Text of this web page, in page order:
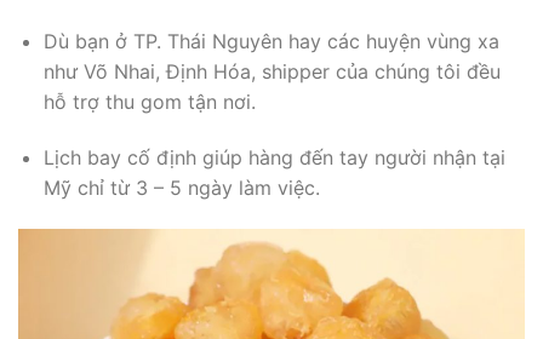
Dù bạn ở TP. Thái Nguyên hay các huyện vùng xa
như Võ Nhai, Định Hóa, shipper của chúng tôi đều
hỗ trợ thu gom tận nơi.
Lịch bay cố định giúp hàng đến tay người nhận tại
Mỹ chỉ từ 3 – 5 ngày làm việc.